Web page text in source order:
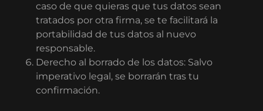
caso de que quieras que tus datos sean
tratados por otra firma, se te facilitará la
portabilidad de tus datos al nuevo
responsable.
Derecho al borrado de los datos: Salvo
imperativo legal, se borrarán tras tu
confirmación.